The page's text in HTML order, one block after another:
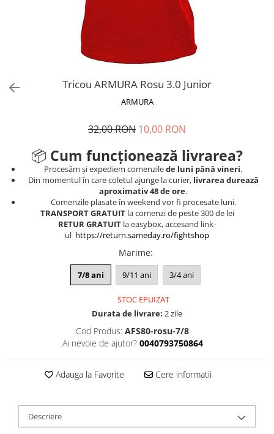
Fitness
Motricitate și Coordonare
Recuperare și Îcălzire
Tricou ARMURA Rosu 3.0 Junior
ARMURA
32,00 RON 10,00 RON
📦 Cum funcționează livrarea?
Procesăm și expediem comenzilede luni până vineri.
Din momentul în care coletul ajunge la curier, livrarea durează
aproximativ 48 de ore.
Comenzile plasate în weekend vor fi procesate luni.
TRANSPORT GRATUITla comenzi de peste 300 de lei
RETUR GRATUIT la easybox, accesand link-
ul https://return.sameday.ro/fightshop
Marime:
7/8 ani 9/11 ani 3/4 ani
STOC EPUIZAT
Durata de livrare: 2 zile
Cod Produs: AFS80-rosu-7/8
Ai nevoie de ajutor? 0040793750864
Adauga la Favorite Cere informatii
Descriere